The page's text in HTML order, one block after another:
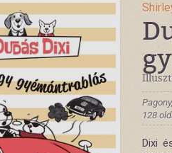
128
Dixi